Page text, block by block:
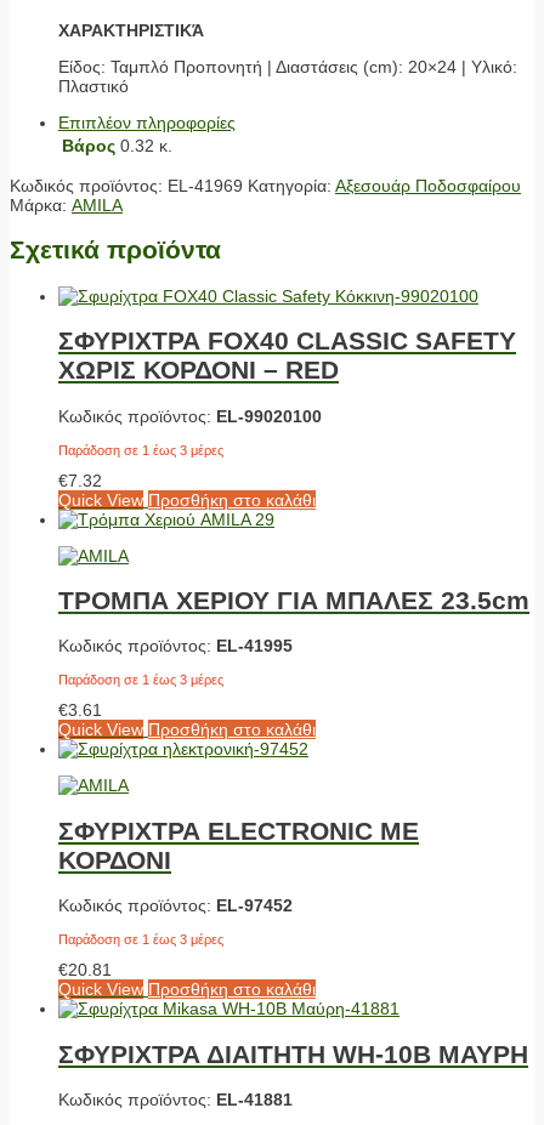
ΧΑΡΑΚΤΗΡΙΣΤΙΚΆ
Είδος: Ταμπλό Προπονητή | Διαστάσεις (cm): 20×24 | Υλικό:
Πλαστικό
Επιπλέον πληροφορίες
Βάρος 0.32 κ.
Κωδικός προϊόντος: EL-41969 Κατηγορία: Αξεσουάρ Ποδοσφαίρου
Μάρκα: AMILA
Σχετικά προϊόντα
ΣΦΥΡΙΧΤΡΑ FOX40 CLASSIC SAFETY
ΧΩΡΙΣ ΚΟΡΔΟΝΙ – RED
Κωδικός προϊόντος: EL-99020100
Παράδοση σε 1 έως 3 μέρες
€7.32
Quick View Προσθήκη στο καλάθι
ΤΡΟΜΠΑ ΧΕΡΙΟΥ ΓΙΑ ΜΠΑΛΕΣ 23.5cm
Κωδικός προϊόντος: EL-41995
Παράδοση σε 1 έως 3 μέρες
€3.61
Quick View Προσθήκη στο καλάθι
ΣΦΥΡΙΧΤΡΑ ELECTRONIC ΜΕ
ΚΟΡΔΟΝΙ
Κωδικός προϊόντος: EL-97452
Παράδοση σε 1 έως 3 μέρες
€20.81
Quick View Προσθήκη στο καλάθι
ΣΦΥΡΙΧΤΡΑ ΔΙΑΙΤΗΤΗ WH-10B ΜΑΥΡΗ
Κωδικός προϊόντος: EL-41881